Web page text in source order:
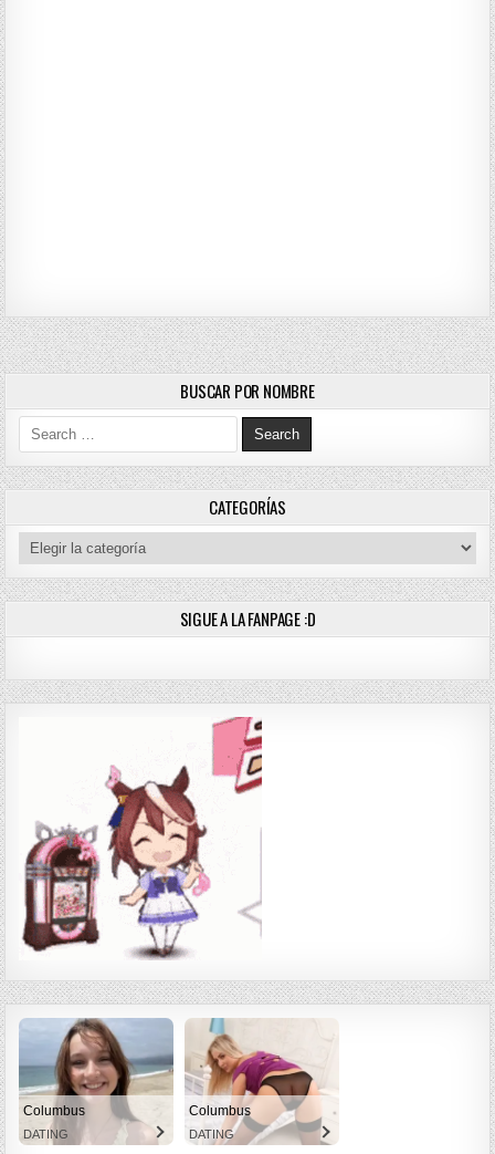
BUSCAR POR NOMBRE
Search for:
CATEGORÍAS
Categorías
SIGUE A LA FANPAGE :D
Columbus
DATING
Columbus
DATING